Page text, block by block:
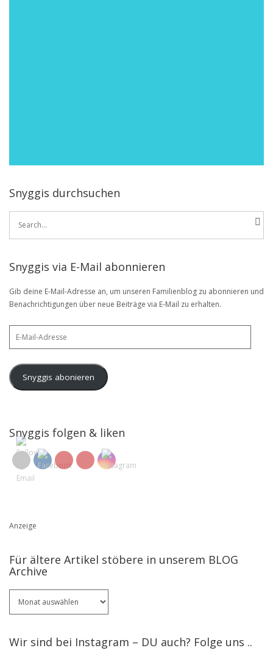
Snyggis durchsuchen
Search
Snyggis via E-Mail abonnieren
Gib deine E-Mail-Adresse an, um unseren Familienblog zu abonnieren und
Benachrichtigungen über neue Beiträge via E-Mail zu erhalten.
Snyggis abonieren
Snyggis folgen & liken
Anzeige
Für ältere Artikel stöbere in unserem BLOG
Archive
ältere
in
Wir sind bei Instagram – DU auch? Folge uns ..